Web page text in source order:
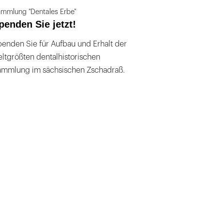
"Dentales Erbe"
Sie jetzt!
Sie für Aufbau und Erhalt der
dentalhistorischen
im sächsischen Zschadraß.